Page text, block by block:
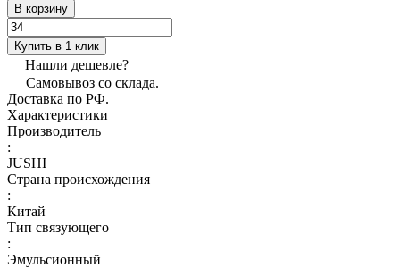
В корзину
Купить в 1 клик
Нашли дешевле?
Самовывоз со склада.
Доставка по РФ.
Характеристики
Производитель
:
JUSHI
Страна происхождения
:
Китай
Тип связующего
:
Эмульсионный